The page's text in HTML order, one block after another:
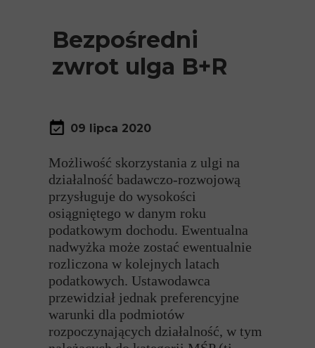
09 lipca 2020
Możliwość skorzystania z ulgi na
działalność badawczo-rozwojową
przysługuje do wysokości
osiągniętego w danym roku
podatkowym dochodu. Ewentualna
nadwyżka może zostać ewentualnie
rozliczona w kolejnych latach
podatkowych. Ustawodawca
przewidział jednak preferencyjne
warunki dla podmiotów
rozpoczynających działalność, w tym
Bezpośredni
zwrot ulga B+R